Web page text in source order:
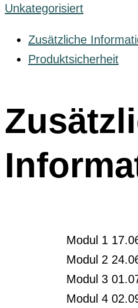
Unkategorisiert
Zusätzliche
Produktsicherheit
Modul 1
Modul 2
Modul 3
Modul 4